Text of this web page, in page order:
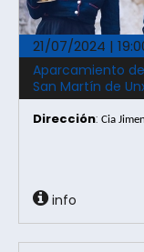
21/07/2024 |
Aparcamiento
San Martín de
Dirección: Cia
info